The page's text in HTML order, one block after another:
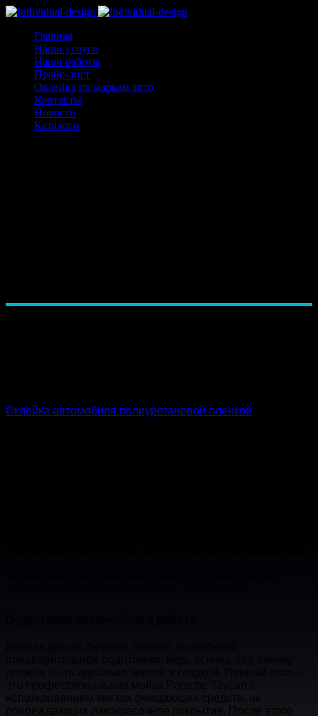
Главная
Наши услуги
Наши работы
Прайс-лист
Оклейка по маркам авто
Контакты
Новости
Каталоги
Оклейка автомобиля полиуретановой пленкой